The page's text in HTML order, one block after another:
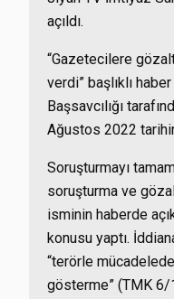
açıldı.
“Gazetecilere
verdi” başlıklı
Başsavcılığı
Ağustos 2022
Soruşturmayı
soruşturma ve
isminin haberde
konusu yaptı.
“terörle
gösterme” (TMK 6/